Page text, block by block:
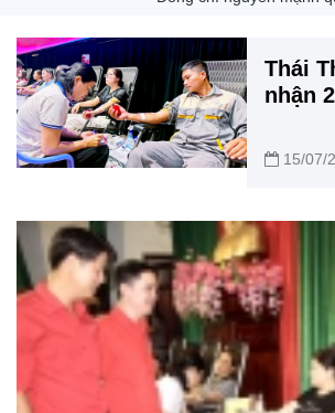
Thái
nhận
hiến
nguyện
15/07/